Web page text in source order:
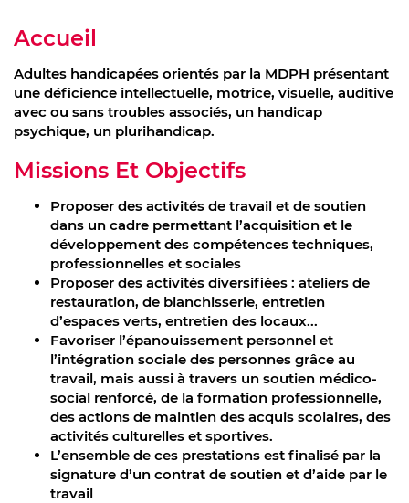
Accueil
Adultes handicapées orientés par la MDPH présentant
une déficience intellectuelle, motrice, visuelle, auditive
avec ou sans troubles associés, un handicap
psychique, un plurihandicap.
Missions Et Objectifs
Proposer des activités de travail et de soutien
dans un cadre permettant l’acquisition et le
développement des compétences techniques,
professionnelles et sociales
Proposer des activités diversifiées : ateliers de
restauration, de blanchisserie, entretien
d’espaces verts, entretien des locaux...
Favoriser l’épanouissement personnel et
l’intégration sociale des personnes grâce au
travail, mais aussi à travers un soutien médico-
social renforcé, de la formation professionnelle,
des actions de maintien des acquis scolaires, des
activités culturelles et sportives.
L’ensemble de ces prestations est finalisé par la
signature d’un contrat de soutien et d’aide par le
travail